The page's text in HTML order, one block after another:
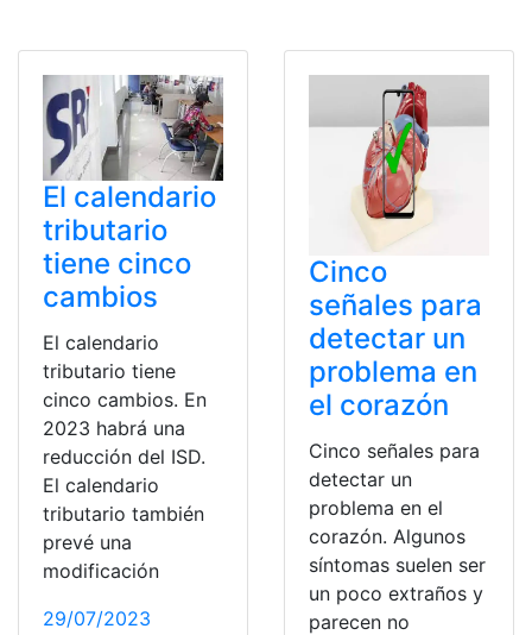
El calendario
tributario
tiene cinco
cambios
El calendario
tributario tiene
cinco cambios. En
2023 habrá una
reducción del ISD.
El calendario
tributario también
prevé una
modificación
29/07/2023
Cinco
señales para
detectar un
problema en
el corazón
Cinco señales para
detectar un
problema en el
corazón. Algunos
síntomas suelen ser
un poco extraños y
parecen no